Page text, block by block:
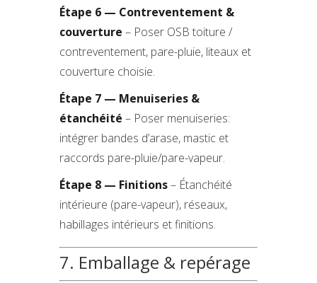
Étape 6 — Contreventement &
couverture – Poser OSB toiture /
contreventement, pare-pluie, liteaux et
couverture choisie.
Étape 7 — Menuiseries &
étanchéité – Poser menuiseries:
intégrer bandes d’arase, mastic et
raccords pare-pluie/pare-vapeur.
Étape 8 — Finitions– Étanchéité
intérieure (pare-vapeur), réseaux,
habillages intérieurs et finitions.
7. Emballage & repérage